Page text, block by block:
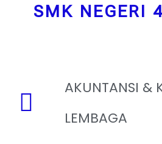
SMK NEGERI
AKUNTANSI &
LEMBAGA